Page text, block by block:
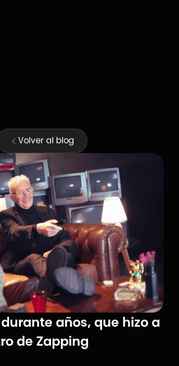
Volver al blog
años, que hizo a
de Zapping